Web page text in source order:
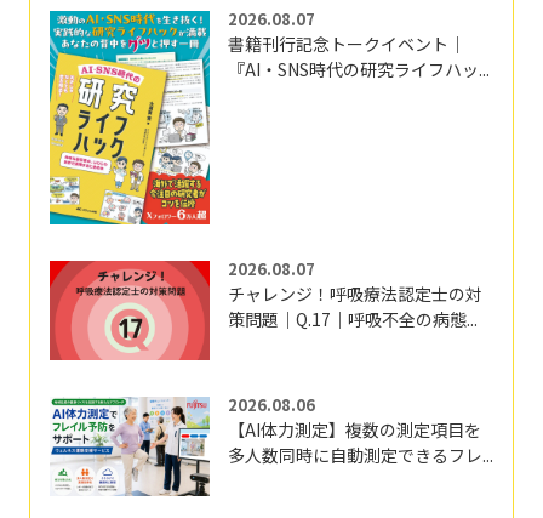
2026.08.07
書籍刊行記念トークイベント｜
『AI・SNS時代の研究ライフハッ...
2026.08.07
チャレンジ！呼吸療法認定士の対
策問題｜Q.17｜呼吸不全の病態...
2026.08.06
【AI体力測定】複数の測定項目を
多人数同時に自動測定できるフレ...